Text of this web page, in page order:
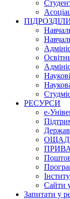
РЕСУРСИ
е-
Сайти
Запитати у